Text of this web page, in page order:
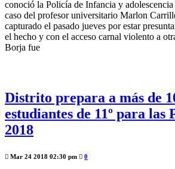
conoció la Policía de Infancia y
caso del profesor universitario Marlon
capturado el pasado jueves por estar
el hecho y con el acceso carnal violento a
Borja fue
Distrito prepara a más de
estudiantes de 11º para las
2018
Mar 24 2018 02:30 pm 0